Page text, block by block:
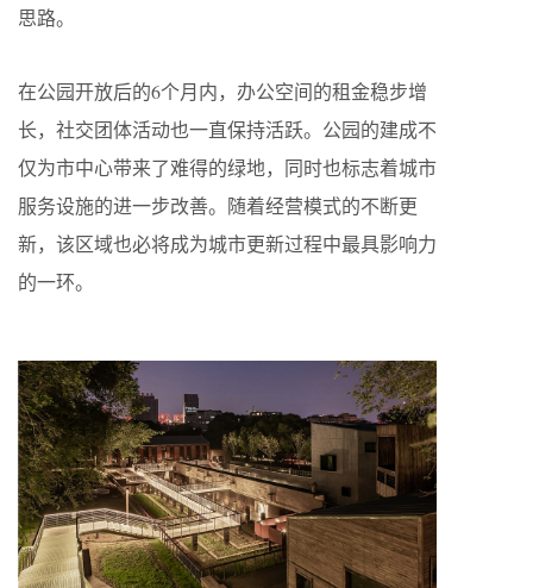
思路。
在公园开放后的6个月内，办公空间的租金稳步增
长，社交团体活动也一直保持活跃。公园的建成不
仅为市中心带来了难得的绿地，同时也标志着城市
服务设施的进一步改善。随着经营模式的不断更
新，该区域也必将成为城市更新过程中最具影响力
的一环。